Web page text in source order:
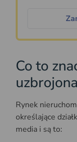
Co to
Rynek
określające
media i są to: